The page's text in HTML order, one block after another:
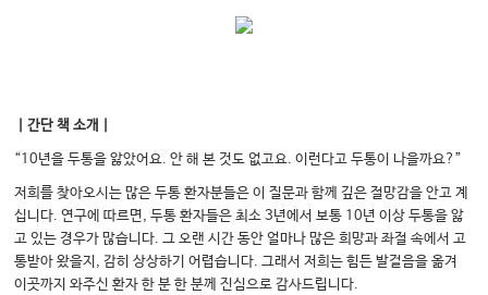
｜간단 책 소개｜
“10년을 두통을 앓았어요. 안 해 본 것도 없고요. 이런다고 두통이 나을까요?”
저희를 찾아오시는 많은 두통 환자분들은 이 질문과 함께 깊은 절망감을 안고 계
십니다. 연구에 따르면, 두통 환자들은 최소 3년에서 보통 10년 이상 두통을 앓
고 있는 경우가 많습니다. 그 오랜 시간 동안 얼마나 많은 희망과 좌절 속에서 고
통받아 왔을지, 감히 상상하기 어렵습니다. 그래서 저희는 힘든 발걸음을 옮겨
이곳까지 와주신 환자 한 분 한 분께 진심으로 감사드립니다.